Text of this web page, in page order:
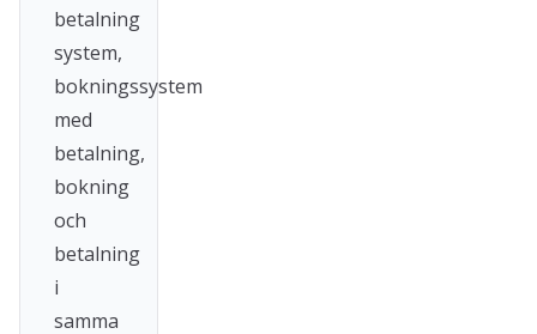
betalning
system,
bokningssystem
med
betalning,
bokning
och
betalning
i
samma